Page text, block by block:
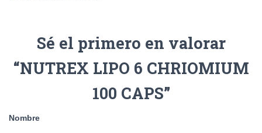
Sé el primero en valorar
“NUTREX LIPO 6 CHRIOMIUM
100 CAPS”
Nombre